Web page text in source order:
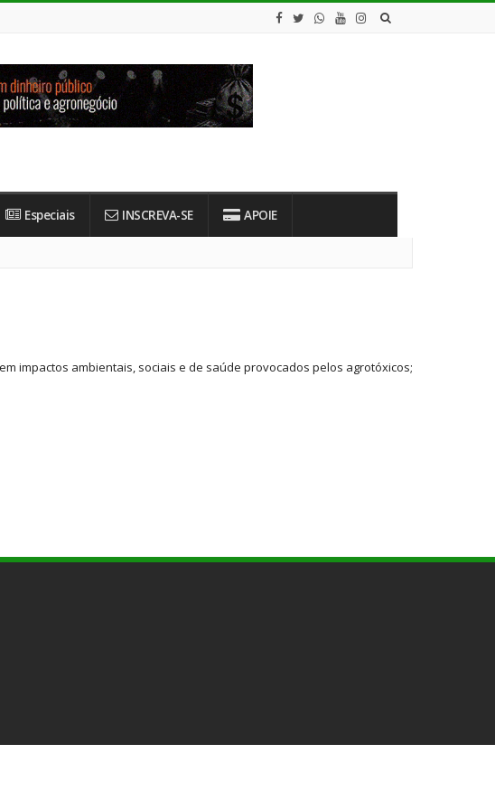
Especiais INSCREVA-SE APOIE
impactos ambientais, sociais e de saúde provocados pelos agrotóxicos;